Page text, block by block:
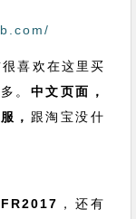
喜欢在这里买
。 中文页面，
， 跟淘宝没什
，还有